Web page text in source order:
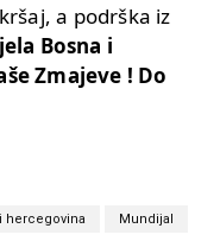
a podrška iz
Bosna i
Zmajeve ! Do
hercegovina Mundijal